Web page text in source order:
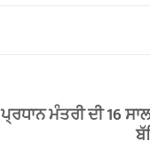
ਪ੍ਰਧਾਨ ਮੰਤਰੀ ਦੀ 16